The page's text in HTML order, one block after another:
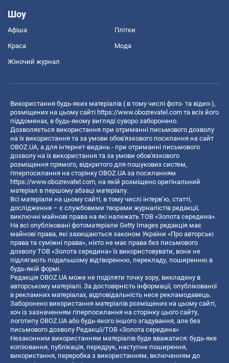
Шоу
Афіша Плітки
Краса Мода
Жіночий журнал
Використання будь-яких матеріалів ( в тому числі фото- та відео-),
розміщених на цьому сайті https://www.obozrevatel.com та всіх його
піддоменах, в будь-якому вигляді суворо заборонено.
Дозволяється використання при отриманні письмового дозволу
на їх використання та за умови обов'язкового посилання на сайт
OBOZ.UA, а для інтернет-видань - при отриманні письмового
дозволу на їх використання та за умови обов'язкового
розміщення прямого, відкритого для пошукових систем,
гіперпосилання на сторінку OBOZ.UA за посиланням
https://www.obozrevatel.com, на якій розміщено оригінальний
матеріал в першому абзаці матеріалу.
Всі матеріали на цьому сайті, в тому числі інтерв’ю, статті,
дослідження – є службовими творами журналістів редакції,
виключні майнові права на які належать ТОВ «Золота середина».
На всі опубліковані фотоматеріали Getty Images редакція має
майнові права, які захищаються законом України «Про авторські
права та суміжні права», ніхто не має права без письмового
дозволу ТОВ «Золота середина» їх використовувати, вони не
підлягають подальшому відтворенню, перекладу, поширенню в
будь-якій формі.
Редакція OBOZ.UA може не поділяти точку зору, викладену в
авторському матеріалі. За достовірність інформації, опублікованої
в рекламних матеріалах, відповідальність несе рекламодавець.
Заборонено використання матеріалів розміщених на цьому сайті,
хоч із зазначенням гіперпосилання на сторінку цього сайту,
логотипу OBOZ.UA або будь-якого іншого згадування, але без
письмового дозволу Редакції/ТОВ «Золота середина»
Незаконним використанням матеріалів буде вважатися: будь-яке
копiювання, публiкацiя, передрук, наступне поширення,
використання, переробка з використанням, включенням до